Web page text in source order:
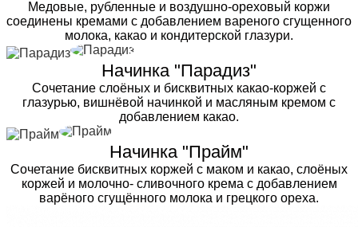
Медовые, рубленные и воздушно-ореховый коржи
соединены кремами с добавлением вареного сгущенного
молока, какао и кондитерской глазури.
Начинка "Парадиз"
Сочетание слоёных и бисквитных какао-коржей с
глазурью, вишнёвой начинкой и масляным кремом с
добавлением какао.
Начинка "Прайм"
Сочетание бисквитных коржей с маком и какао, слоёных
коржей и молочно- сливочного крема с добавлением
варёного сгущённого молока и грецкого ореха.